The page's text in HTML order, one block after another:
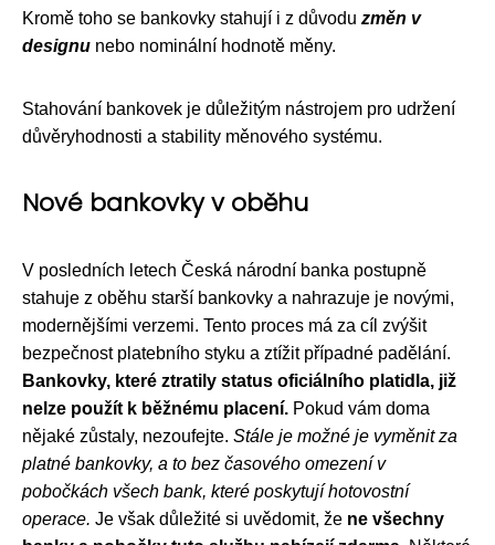
Kromě toho se bankovky stahují i z důvodu změn v
designu nebo nominální hodnotě měny.
Stahování bankovek je důležitým nástrojem pro udržení
důvěryhodnosti a stability měnového systému.
Nové bankovky v oběhu
V posledních letech Česká národní banka postupně
stahuje z oběhu starší bankovky a nahrazuje je novými,
modernějšími verzemi. Tento proces má za cíl zvýšit
bezpečnost platebního styku a ztížit případné padělání.
Bankovky, které ztratily status oficiálního platidla, již
nelze použít k běžnému placení. Pokud vám doma
nějaké zůstaly, nezoufejte. Stále je možné je vyměnit za
platné bankovky, a to bez časového omezení v
pobočkách všech bank, které poskytují hotovostní
operace. Je však důležité si uvědomit, že ne všechny